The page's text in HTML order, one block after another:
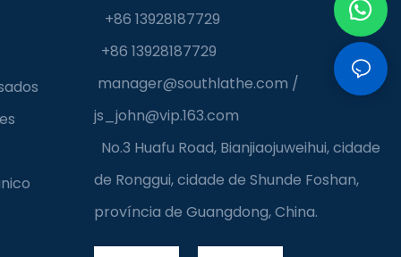
+86 13928187729
+86 13928187729
manager@southlathe.com /
js_john@vip.163.com
No.3 Huafu Road, Bianjiaojuweihui, cidade
de Ronggui, cidade de Shunde Foshan,
província de Guangdong, China.